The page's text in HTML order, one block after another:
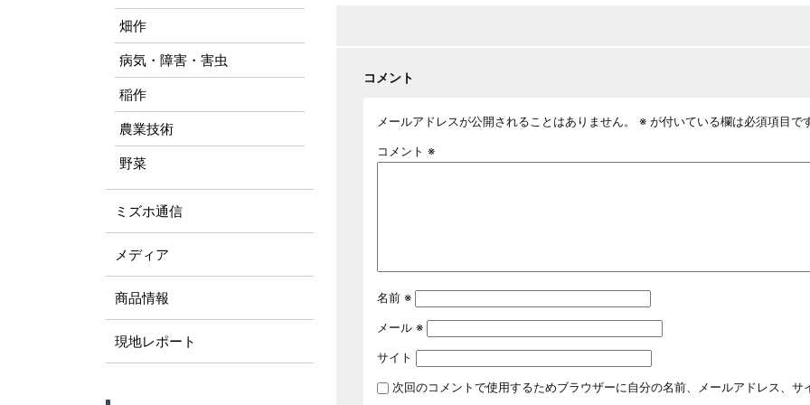
コメント
メールアドレスが公開されることはありません。 ※ が付いている欄は必須項目で
コメント ※
名前 ※
メール ※
サイト
次回のコメントで使用するためブラウザーに自分の名前、メールアドレス、サ
畑作
病気・障害・害虫
稲作
農業技術
野菜
ミズホ通信
メディア
商品情報
現地レポート